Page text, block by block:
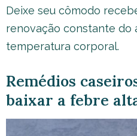
Deixe seu cômodo
renovação constante do
temperatura corporal.
Remédios
baixar a febre